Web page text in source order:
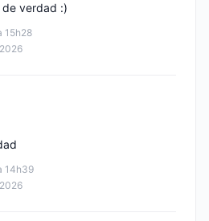
15h28
verdad :)
14h39